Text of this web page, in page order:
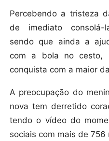
Percebendo a tristeza
de imediato consolá-
sendo que ainda a
com a bola no cesto,
conquista com a maior
A preocupação do
nova tem derretido
tendo o vídeo do
sociais com mais de 756